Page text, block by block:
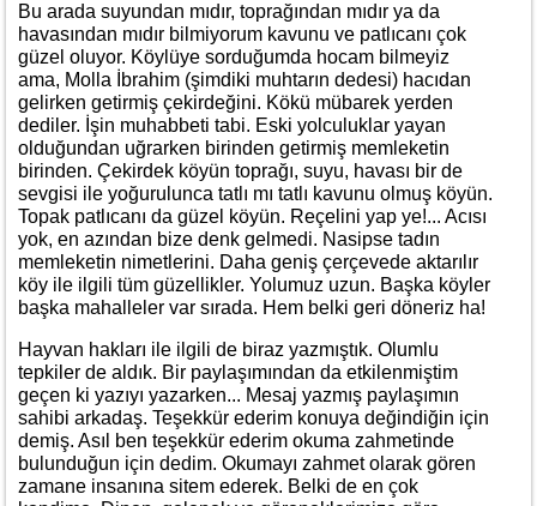
Bu arada suyundan mıdır, toprağından mıdır ya da
havasından mıdır bilmiyorum kavunu ve patlıcanı çok
güzel oluyor. Köylüye sorduğumda hocam bilmeyiz
ama, Molla İbrahim (şimdiki muhtarın dedesi) hacıdan
gelirken getirmiş çekirdeğini. Kökü mübarek yerden
dediler. İşin muhabbeti tabi. Eski yolculuklar yayan
olduğundan uğrarken birinden getirmiş memleketin
birinden. Çekirdek köyün toprağı, suyu, havası bir de
sevgisi ile yoğurulunca tatlı mı tatlı kavunu olmuş köyün.
Topak patlıcanı da güzel köyün. Reçelini yap ye!... Acısı
yok, en azından bize denk gelmedi. Nasipse tadın
memleketin nimetlerini. Daha geniş çerçevede aktarılır
köy ile ilgili tüm güzellikler. Yolumuz uzun. Başka köyler
başka mahalleler var sırada. Hem belki geri döneriz ha!
Hayvan hakları ile ilgili de biraz yazmıştık. Olumlu
tepkiler de aldık. Bir paylaşımından da etkilenmiştim
geçen ki yazıyı yazarken... Mesaj yazmış paylaşımın
sahibi arkadaş. Teşekkür ederim konuya değindiğin için
demiş. Asıl ben teşekkür ederim okuma zahmetinde
bulunduğun için dedim. Okumayı zahmet olarak gören
zamane insanına sitem ederek. Belki de en çok